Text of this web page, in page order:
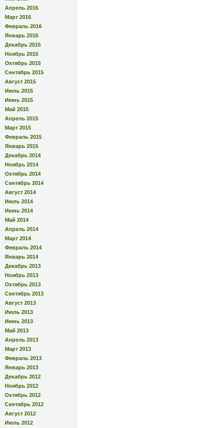
Апрель 2016
Март 2016
Февраль 2016
Январь 2016
Декабрь 2015
Ноябрь 2015
Октябрь 2015
Сентябрь 2015
Август 2015
Июль 2015
Июнь 2015
Май 2015
Апрель 2015
Март 2015
Февраль 2015
Январь 2015
Декабрь 2014
Ноябрь 2014
Октябрь 2014
Сентябрь 2014
Август 2014
Июль 2014
Июнь 2014
Май 2014
Апрель 2014
Март 2014
Февраль 2014
Январь 2014
Декабрь 2013
Ноябрь 2013
Октябрь 2013
Сентябрь 2013
Август 2013
Июль 2013
Июнь 2013
Май 2013
Апрель 2013
Март 2013
Февраль 2013
Январь 2013
Декабрь 2012
Ноябрь 2012
Октябрь 2012
Сентябрь 2012
Август 2012
Июль 2012